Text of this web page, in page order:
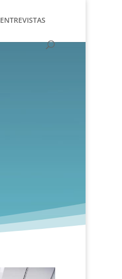
ENTREVISTAS